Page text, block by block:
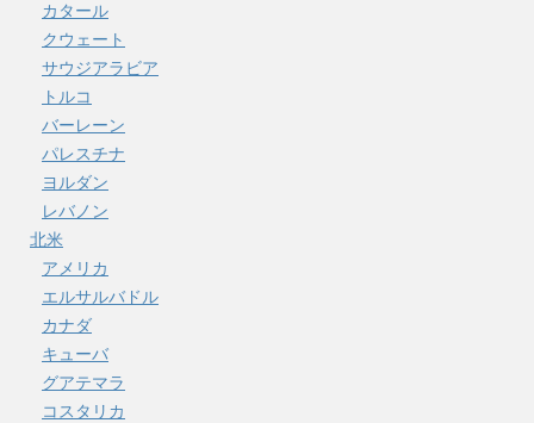
カタール
クウェート
サウジアラビア
トルコ
バーレーン
パレスチナ
ヨルダン
レバノン
北米
アメリカ
エルサルバドル
カナダ
キューバ
グアテマラ
コスタリカ